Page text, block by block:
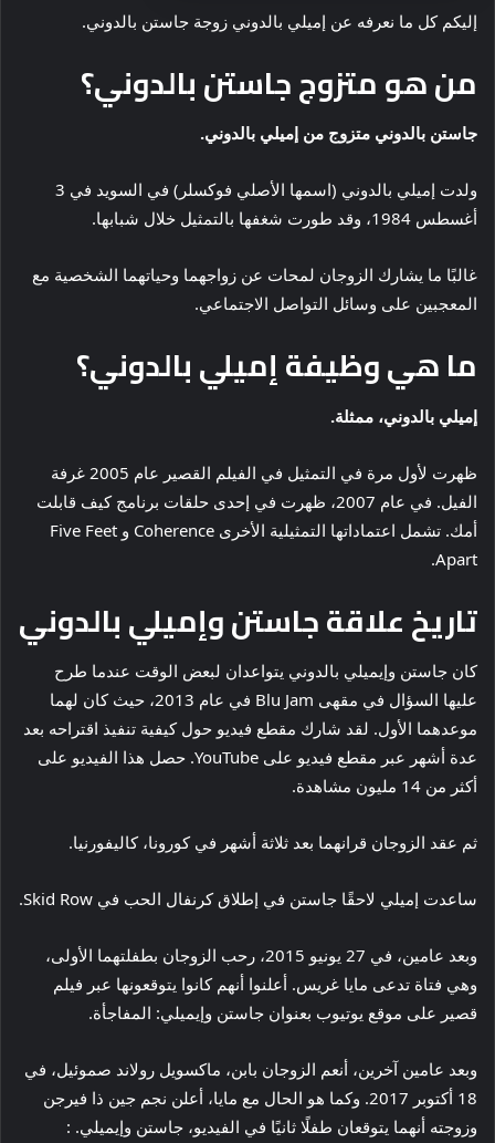
إليكم كل ما نعرفه عن إميلي بالدوني زوجة جاستن بالدوني.
من هو متزوج جاستن بالدوني؟
جاستن بالدوني متزوج من إميلي بالدوني.
ولدت إميلي بالدوني (اسمها الأصلي فوكسلر) في السويد في 3
أغسطس 1984، وقد طورت شغفها بالتمثيل خلال شبابها.
غالبًا ما يشارك الزوجان لمحات عن زواجهما وحياتهما الشخصية مع
المعجبين على وسائل التواصل الاجتماعي.
ما هي وظيفة إميلي بالدوني؟
إميلي بالدوني، ممثلة.
ظهرت لأول مرة في التمثيل في الفيلم القصير عام 2005 غرفة
الفيل. في عام 2007، ظهرت في إحدى حلقات برنامج كيف قابلت
أمك. تشمل اعتماداتها التمثيلية الأخرى Coherence و Five Feet
Apart.
تاريخ علاقة جاستن وإميلي بالدوني
كان جاستن وإيميلي بالدوني يتواعدان لبعض الوقت عندما طرح
عليها السؤال في مقهى Blu Jam في عام 2013، حيث كان لهما
موعدهما الأول. لقد شارك مقطع فيديو حول كيفية تنفيذ اقتراحه بعد
عدة أشهر عبر مقطع فيديو على YouTube. حصل هذا الفيديو على
أكثر من 14 مليون مشاهدة.
ثم عقد الزوجان قرانهما بعد ثلاثة أشهر في كورونا، كاليفورنيا.
ساعدت إميلي لاحقًا جاستن في إطلاق كرنفال الحب في Skid Row.
وبعد عامين، في 27 يونيو 2015، رحب الزوجان بطفلتهما الأولى،
وهي فتاة تدعى مايا غريس. أعلنوا أنهم كانوا يتوقعونها عبر فيلم
قصير على موقع يوتيوب بعنوان جاستن وإيميلي: المفاجأة.
وبعد عامين آخرين، أنعم الزوجان بابن، ماكسويل رولاند صموئيل، في
18 أكتوبر 2017. وكما هو الحال مع مايا، أعلن نجم جين ذا فيرجن
وزوجته أنهما يتوقعان طفلًا ثانيًا في الفيديو، جاستن وإيميلي. :